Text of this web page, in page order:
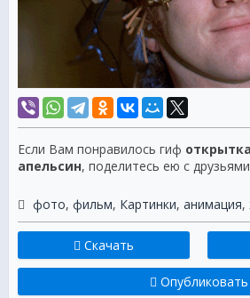
Если Вам понравилось гиф
апельсин, поделитесь ею с
фото, фильм, Картинки, анимация,
Скачать
Опубликовать